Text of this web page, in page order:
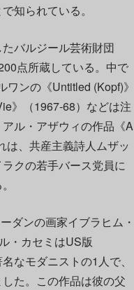
知られている。
バルジール芸術財団
点所蔵している。中で
ンの《Untitled (Kopf)》
》（1967-68）などは注
ル・アザウィの作品《A
は、共産主義詩人ムザッ
クの若手バース党員に
ダンの画家イブラヒム・
・カセミはUS版
なモダニストの1人で、
た。この作品は彼の父